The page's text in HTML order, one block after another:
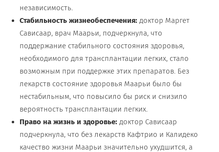
независимость.
Стабильность жизнеобеспечения: доктор Маргет
Сависаар, врач Маарьи, подчеркнула, что
поддержание стабильного состояния здоровья,
необходимого для трансплантации легких, стало
возможным при поддержке этих препаратов. Без
лекарств состояние здоровья Маарьи было бы
нестабильным, что повысило бы риск и снизило
вероятность трансплантации легких.
Право на жизнь и здоровье: доктор Сависаар
подчеркнула, что без лекарств Кафтрио и Калидеко
качество жизни Маарьи значительно ухудшится, а